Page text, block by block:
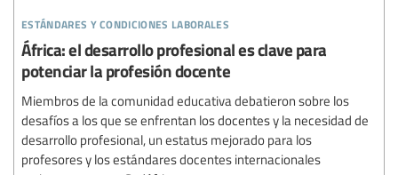
estándares y condiciones laborales
África: el desarrollo profesional es clave para
potenciar la profesión docente
Miembros de la comunidad educativa debatieron sobre los
desafíos a los que se enfrentan los docentes y la necesidad de
desarrollo profesional, un estatus mejorado para los
profesores y los estándares docentes internacionales